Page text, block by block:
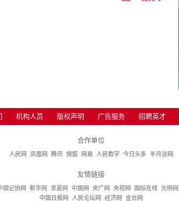
机构人员 版权声明 广告服务 招聘英才
合作单位
人民网 凤凰网 腾讯 搜狐 网易 人民数字 今日头条 半月谈网
友情链接
国记协网 新华网 求是网 中国网 央广网 央视网 国际在线 光明网
中国日报网
人民论坛网 经济网 金台网